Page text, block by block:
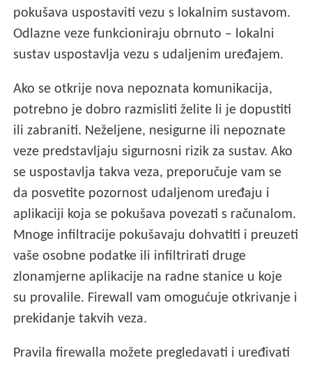
pokušava uspostaviti vezu s lokalnim sustavom.
Odlazne veze funkcioniraju obrnuto – lokalni
sustav uspostavlja vezu s udaljenim uređajem.
Ako se otkrije nova nepoznata komunikacija,
potrebno je dobro razmisliti želite li je dopustiti
ili zabraniti. Neželjene, nesigurne ili nepoznate
veze predstavljaju sigurnosni rizik za sustav. Ako
se uspostavlja takva veza, preporučuje vam se
da posvetite pozornost udaljenom uređaju i
aplikaciji koja se pokušava povezati s računalom.
Mnoge infiltracije pokušavaju dohvatiti i preuzeti
vaše osobne podatke ili infiltrirati druge
zlonamjerne aplikacije na radne stanice u koje
su provalile. Firewall vam omogućuje otkrivanje i
prekidanje takvih veza.
Pravila firewalla možete pregledavati i uređivati